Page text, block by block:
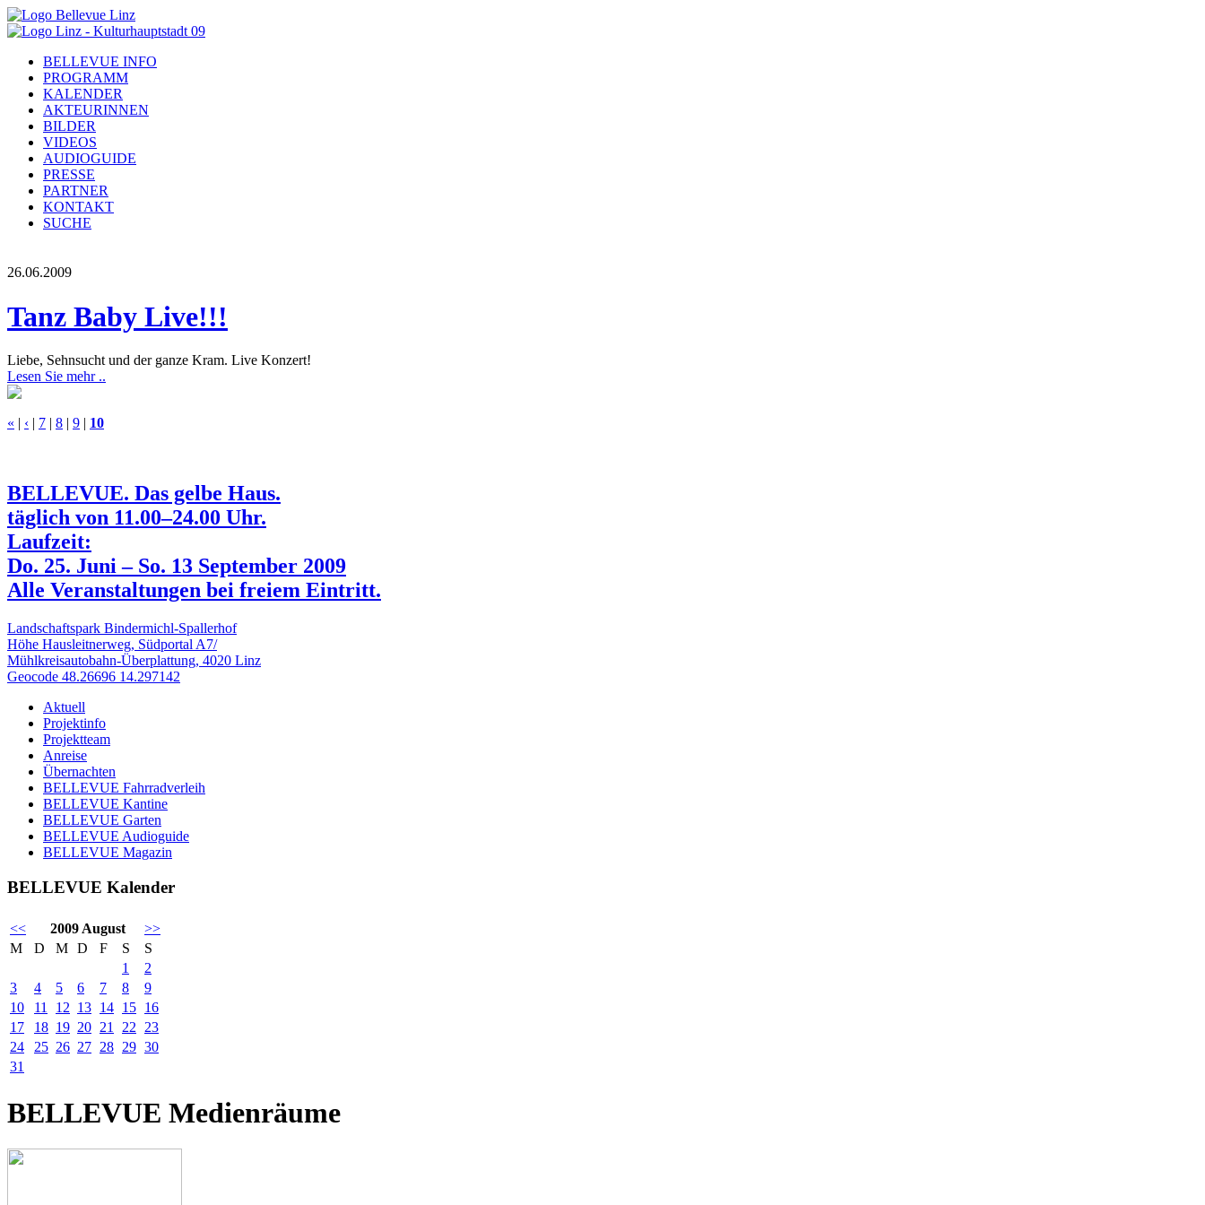
BELLEVUE INFO
PROGRAMM
KALENDER
AKTEURINNEN
BILDER
VIDEOS
AUDIOGUIDE
PRESSE
PARTNER
KONTAKT
SUCHE
26.06.2009
Tanz Baby Live!!!
Liebe, Sehnsucht und der ganze Kram. Live Konzert!
Lesen Sie mehr ..
« | ‹ | 7 | 8 | 9 | 10
BELLEVUE. Das gelbe Haus.
täglich von 11.00–24.00 Uhr.
Laufzeit:
Do. 25. Juni – So. 13 September 2009
Alle Veranstaltungen bei freiem Eintritt.
Landschaftspark Bindermichl-Spallerhof
Höhe Hausleitnerweg, Südportal A7/
Mühlkreisautobahn-Überplattung, 4020 Linz
Geocode 48.26696 14.297142
Aktuell
Projektinfo
Projektteam
Anreise
Übernachten
BELLEVUE Fahrradverleih
BELLEVUE Kantine
BELLEVUE Garten
BELLEVUE Audioguide
BELLEVUE Magazin
BELLEVUE Kalender
<< 2009 August
>>
M
D M D F S
S
1
2
3
4 5 6 7 8
9
10
11 12 13 14 15 16
17
18 19 20 21 22
23
24
25 26 27 28 29 30
31
BELLEVUE Medienräume